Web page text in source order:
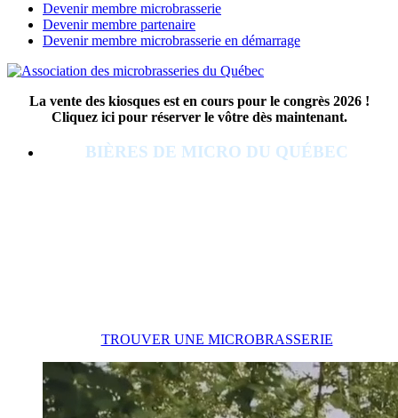
Devenir membre microbrasserie
Devenir membre partenaire
Devenir membre microbrasserie en démarrage
La vente des kiosques est en cours pour le congrès 2026 !
Cliquez ici pour réserver le vôtre dès maintenant.
BIÈRES DE MICRO DU QUÉBEC
TROUVER UNE MICROBRASSERIE